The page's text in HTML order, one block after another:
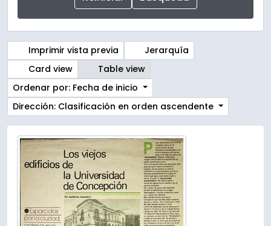
Imprimir vista previa
Jerarquía
Card view
Table view
Ordenar por: Fecha de inicio
Dirección: Clasificación en orden ascendente